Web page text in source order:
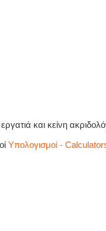
και κείνη
Υπολογισμοί -